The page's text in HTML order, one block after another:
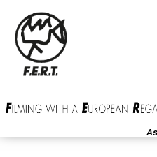
contenuto
principale